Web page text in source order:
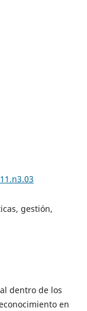
gestión,
dentro de los
en